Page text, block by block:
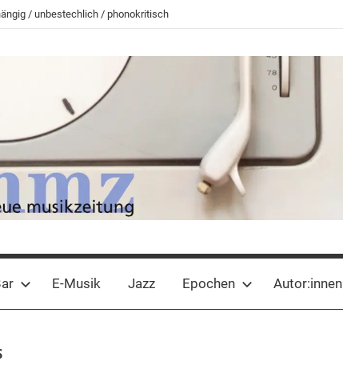
/ unbestechlich / phonokritisch
E-Musik Jazz Epochen Autor:innen